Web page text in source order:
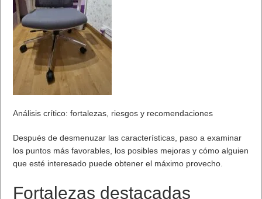
Análisis crítico: fortalezas, riesgos y recomendaciones
Después de desmenuzar las características, paso a examinar
los puntos más favorables, los posibles mejoras y cómo alguien
que esté interesado puede obtener el máximo provecho.
Fortalezas destacadas